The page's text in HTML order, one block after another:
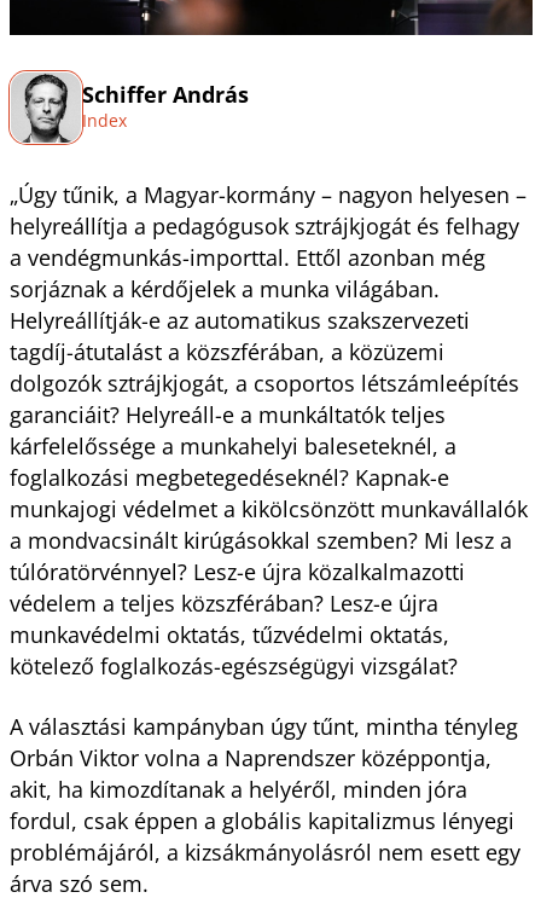
Schiffer András
Index
„Úgy tűnik, a Magyar-kormány – nagyon helyesen –
helyreállítja a pedagógusok sztrájkjogát és felhagy
a vendégmunkás-importtal. Ettől azonban még
sorjáznak a kérdőjelek a munka világában.
Helyreállítják-e az automatikus szakszervezeti
tagdíj-átutalást a közszférában, a közüzemi
dolgozók sztrájkjogát, a csoportos létszámleépítés
garanciáit? Helyreáll-e a munkáltatók teljes
kárfelelőssége a munkahelyi baleseteknél, a
foglalkozási megbetegedéseknél? Kapnak-e
munkajogi védelmet a kikölcsönzött munkavállalók
a mondvacsinált kirúgásokkal szemben? Mi lesz a
túlóratörvénnyel? Lesz-e újra közalkalmazotti
védelem a teljes közszférában? Lesz-e újra
munkavédelmi oktatás, tűzvédelmi oktatás,
kötelező foglalkozás-egészségügyi vizsgálat?
A választási kampányban úgy tűnt, mintha tényleg
Orbán Viktor volna a Naprendszer középpontja,
akit, ha kimozdítanak a helyéről, minden jóra
fordul, csak éppen a globális kapitalizmus lényegi
problémájáról, a kizsákmányolásról nem esett egy
árva szó sem.